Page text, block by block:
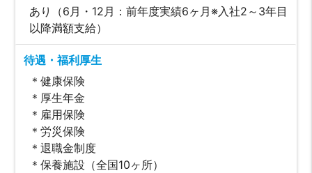
あり（6月・12月：前年度実績6ヶ月※入社2～3年目
以降満額支給）
待遇・福利厚生
＊健康保険
＊厚生年金
＊雇用保険
＊労災保険
＊退職金制度
＊保養施設（全国10ヶ所）